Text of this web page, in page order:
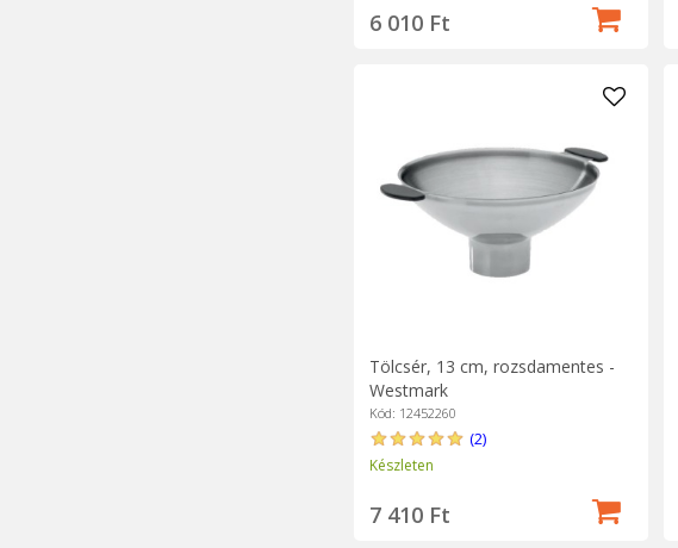
6 010 Ft
Tölcsér, 13 cm, rozsdamentes -
Westmark
Kód: 12452260
(2)
Készleten
7 410 Ft